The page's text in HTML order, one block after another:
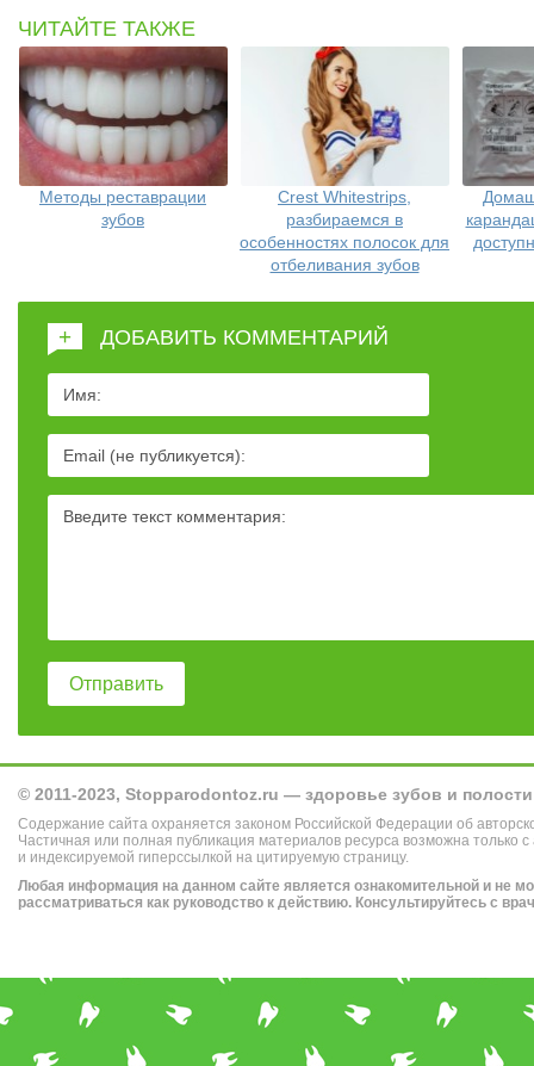
ЧИТАЙТЕ ТАКЖЕ
Методы реставрации
зубов
Crest Whitestrips,
разбираемся в
особенностях полосок для
отбеливания зубов
+ ДОБАВИТЬ КОММЕНТАРИЙ
© 2011-2023, Stopparodontoz.ru — здоровье зубов и
Содержание сайта охраняется законом Российской Федерации об
Частичная или полная публикация материалов ресурса возможна только с
и индексируемой гиперссылкой на цитируемую страницу.
Любая информация на данном сайте является ознакомительной и не
рассматриваться как руководство к действию. Консультируйтесь с